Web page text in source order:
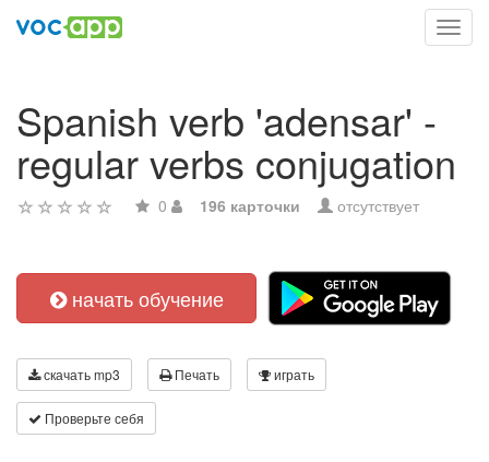
Spanish verb 'adensar' -
regular verbs conjugation
0 196 карточки отсутствует
начать обучение
скачать mp3 Печать играть
Проверьте себя